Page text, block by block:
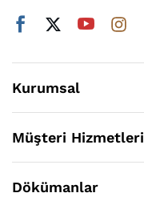
Kurumsal
Müşteri Hizmetleri
Dökümanlar